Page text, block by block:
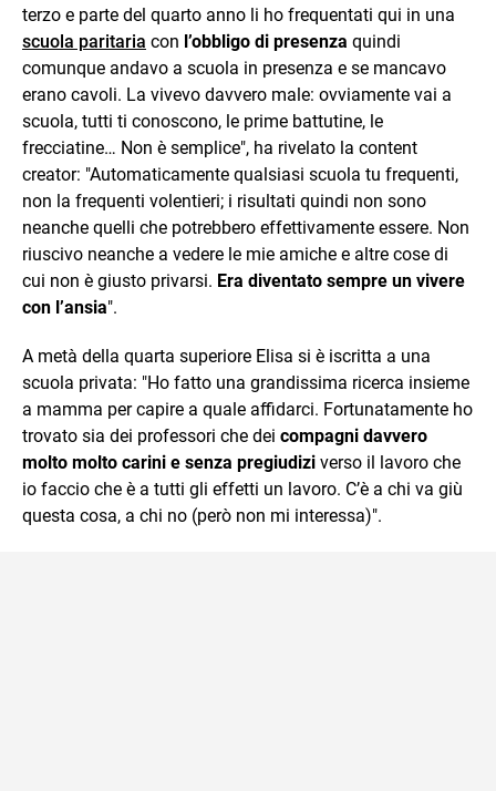
terzo e parte del quarto anno li ho frequentati qui in una
scuola paritaria con l’obbligo di presenza quindi
comunque andavo a scuola in presenza e se mancavo
erano cavoli. La vivevo davvero male: ovviamente vai a
scuola, tutti ti conoscono, le prime battutine, le
frecciatine… Non è semplice", ha rivelato la content
creator: "Automaticamente qualsiasi scuola tu frequenti,
non la frequenti volentieri; i risultati quindi non sono
neanche quelli che potrebbero effettivamente essere. Non
riuscivo neanche a vedere le mie amiche e altre cose di
cui non è giusto privarsi. Era diventato sempre un vivere
con l’ansia".
A metà della quarta superiore Elisa si è iscritta a una
scuola privata: "Ho fatto una grandissima ricerca insieme
a mamma per capire a quale affidarci. Fortunatamente ho
trovato sia dei professori che dei compagni davvero
molto molto carini e senza pregiudizi verso il lavoro che
io faccio che è a tutti gli effetti un lavoro. C’è a chi va giù
questa cosa, a chi no (però non mi interessa)".